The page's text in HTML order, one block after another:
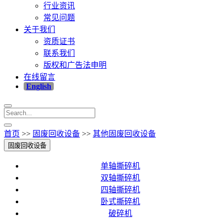
行业资讯
常见问题
关于我们
资质证书
联系我们
版权和广告法申明
在线留言
English
首页 >> 固废回收设备 >> 其他固废回收设备
固废回收设备
单轴撕碎机
双轴撕碎机
四轴撕碎机
卧式撕碎机
破碎机